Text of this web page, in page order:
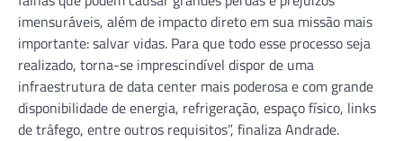
imensuráveis, além de impacto direto em sua missão mais
importante: salvar vidas. Para que todo esse processo seja
realizado, torna-se imprescindível dispor de uma
infraestrutura de data center mais poderosa e com grande
disponibilidade de energia, refrigeração, espaço físico, links
de tráfego, entre outros requisitos”, finaliza Andrade.